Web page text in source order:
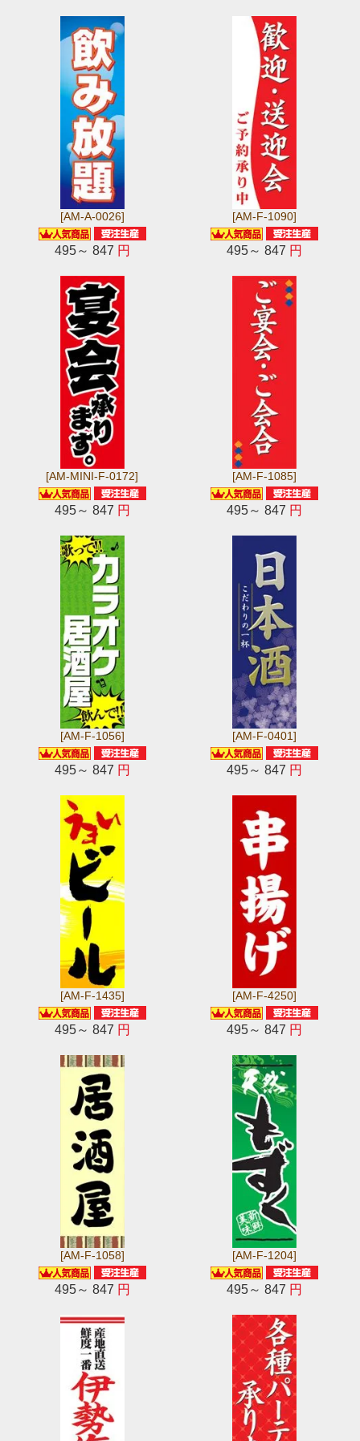
[AM-A-0026]
495～ 847 円
[AM-F-1090]
495～ 847 円
[AM-MINI-F-0172]
495～ 847 円
[AM-F-1085]
495～ 847 円
[AM-F-1056]
495～ 847 円
[AM-F-0401]
495～ 847 円
[AM-F-1435]
495～ 847 円
[AM-F-4250]
495～ 847 円
[AM-F-1058]
495～ 847 円
[AM-F-1204]
495～ 847 円